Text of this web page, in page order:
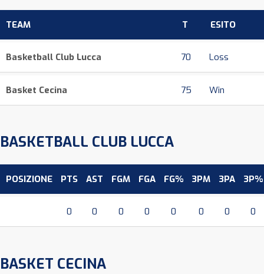
TEAM T ESITO
Basketball Club Lucca 70 Loss
Basket Cecina 75 Win
BASKETBALL CLUB LUCCA
POSIZIONE PTS AST FGM FGA FG% 3PM 3PA 3P%
0 0 0 0 0 0 0 0
BASKET CECINA